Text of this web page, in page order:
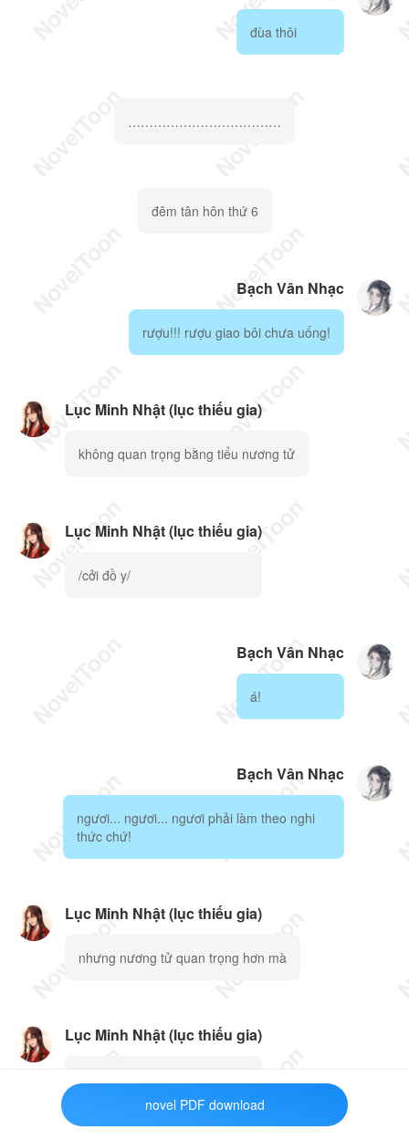
đùa thôi
………………………………
đêm tân hôn thứ 6
Bạch Vân Nhạc
rượu!!! rượu giao bôi chưa uống!
Lục Minh Nhật (lục thiếu gia)
không quan trọng bằng tiểu nương tử
Lục Minh Nhật (lục thiếu gia)
/cởi đồ y/
Bạch Vân Nhạc
á!
Bạch Vân Nhạc
ngươi... ngươi... ngươi phải làm theo nghi
thức chứ!
Lục Minh Nhật (lục thiếu gia)
nhưng nương tử quan trọng hơn mà
Lục Minh Nhật (lục thiếu gia)
da dẻ trắng mịn, nhỏ nhắn....
novel PDF download